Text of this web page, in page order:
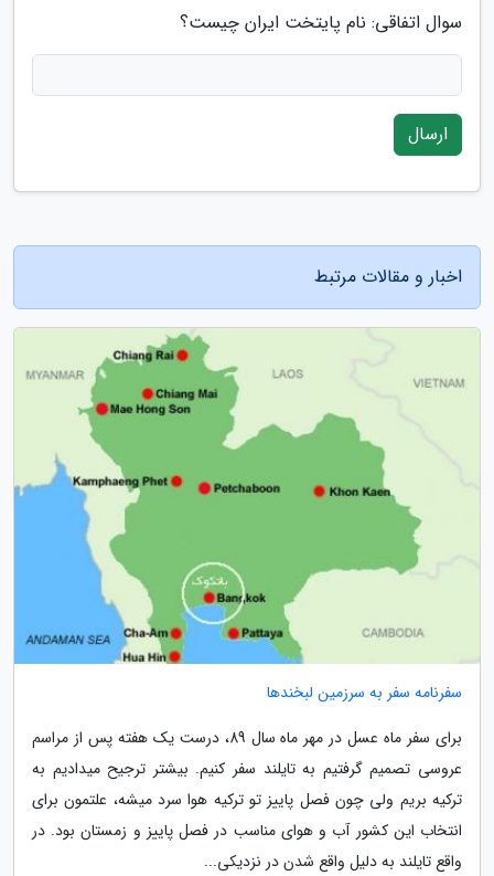
سوال اتفاقی: نام پایتخت ایران چیست؟
ارسال
اخبار و مقالات مرتبط
سفرنامه سفر به سرزمین لبخندها
برای سفر ماه عسل در مهر ماه سال 89، درست یک هفته پس از مراسم
عروسی تصمیم گرفتیم به تایلند سفر کنیم. بیشتر ترجیح میدادیم به
ترکیه بریم ولی چون فصل پاییز تو ترکیه هوا سرد میشه، علتمون برای
انتخاب این کشور آب و هوای مناسب در فصل پاییز و زمستان بود. در
واقع تایلند به دلیل واقع شدن در نزدیکی...